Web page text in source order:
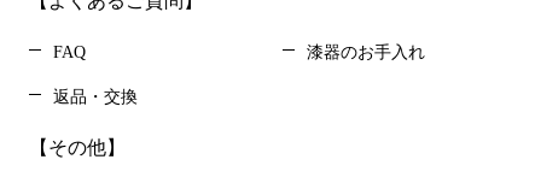
FAQ 漆器のお手入れ
返品・交換
【その他】